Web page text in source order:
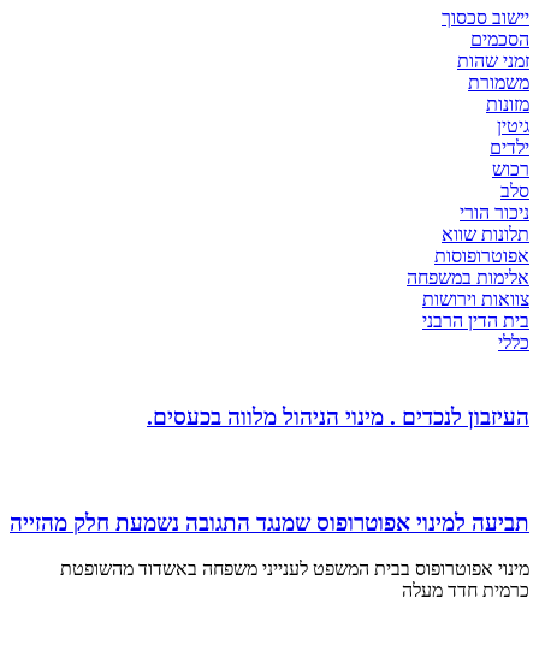
יישוב סכסוך
הסכמים
זמני שהות
משמורת
מזונות
גיטין
ילדים
רכוש
סלב
ניכור הורי
תלונות שווא
אפוטרופוסות
אלימות במשפחה
צוואות וירושות
בית הדין הרבני
כללי
העיזבון לנכדים . מינוי הניהול מלווה בכעסים.
תביעה למינוי אפוטרופוס שמנגד התגובה נשמעת חלק מהזייה
מינוי אפוטרופוס בבית המשפט לענייני משפחה באשדוד מהשופטת
כרמית חדד מעלה